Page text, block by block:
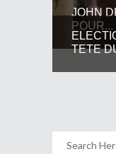
JOHN
POUR...
TETE